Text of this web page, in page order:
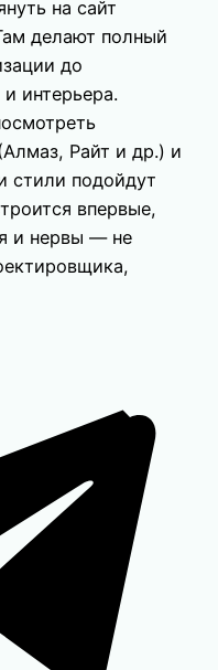
на сайт
делают полный
до
интерьера.
Райт и др.) и
стили подойдут
впервые,
и нервы — не